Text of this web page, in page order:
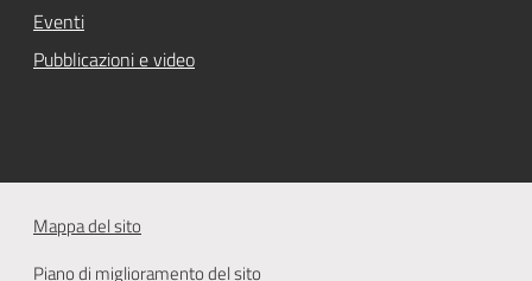
Eventi
Pubblicazioni e video
Mappa del sito
Piano di miglioramento del sito